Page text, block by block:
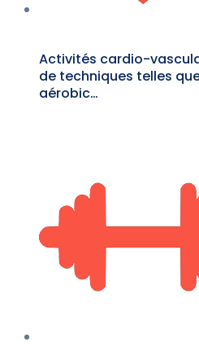
Activités cardio-
de techniques telles que
aérobic…